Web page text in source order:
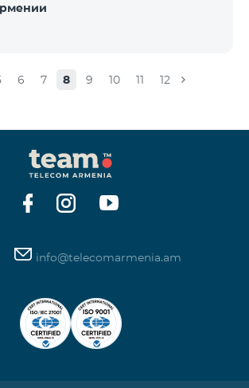
6 7 8 9 10 11 12
info@telecomarmenia.am